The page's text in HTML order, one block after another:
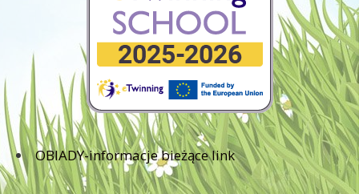
OBIADY-informacje bieżące link